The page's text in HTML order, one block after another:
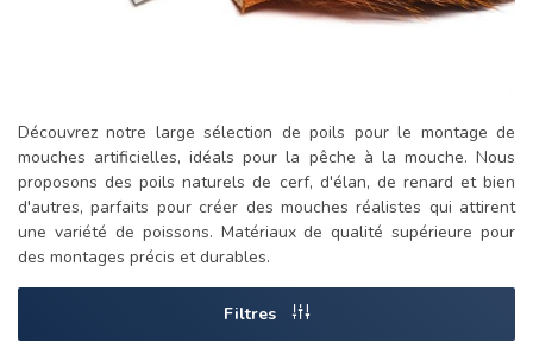
Découvrez notre large sélection de poils pour le montage de
mouches artificielles, idéals pour la pêche à la mouche. Nous
proposons des poils naturels de cerf, d'élan, de renard et bien
d'autres, parfaits pour créer des mouches réalistes qui attirent
une variété de poissons. Matériaux de qualité supérieure pour
des montages précis et durables.
Filtres